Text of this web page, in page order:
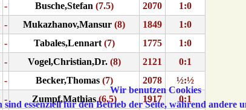
- Busche,Stefan (7.5) 2070
1:0
- Mukazhanov,Mansur (8) 1849
1:0
- Tabales,Lennart(7) 1775
1:0
- Vogel,Christian,Dr.(8) 2121
0:1
- Becker,Thomas(7) 2078
½:½
- Zumpf,Mathias(6.5) 1917
0:1
Wir benutzen Cookies
essenziell für den Betrieb der Seite, während